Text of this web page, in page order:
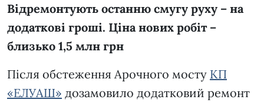
Відремонтують останню смугу руху – на
додаткові гроші. Ціна нових робіт –
близько 1,5 млн грн
Після обстеження Арочного мосту КП
«ЕЛУАШ» дозамовило додатковий ремонт